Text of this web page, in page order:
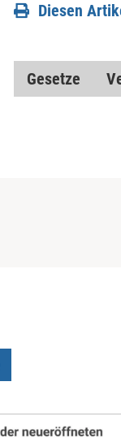
Diesen
Gesetze